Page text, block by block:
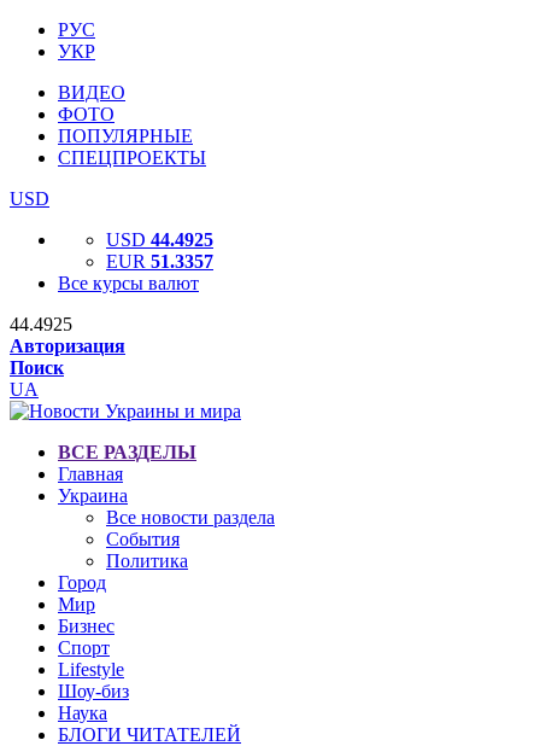
РУС
УКР
ВИДЕО
ФОТО
ПОПУЛЯРНЫЕ
СПЕЦПРОЕКТЫ
USD
USD 44.4925
EUR 51.3357
Все курсы валют
44.4925
Авторизация
Поиск
UA
ВСЕ РАЗДЕЛЫ
Главная
Украина
Все новости раздела
События
Политика
Город
Мир
Бизнес
Спорт
Lifestyle
Шоу-биз
Наука
БЛОГИ ЧИТАТЕЛЕЙ